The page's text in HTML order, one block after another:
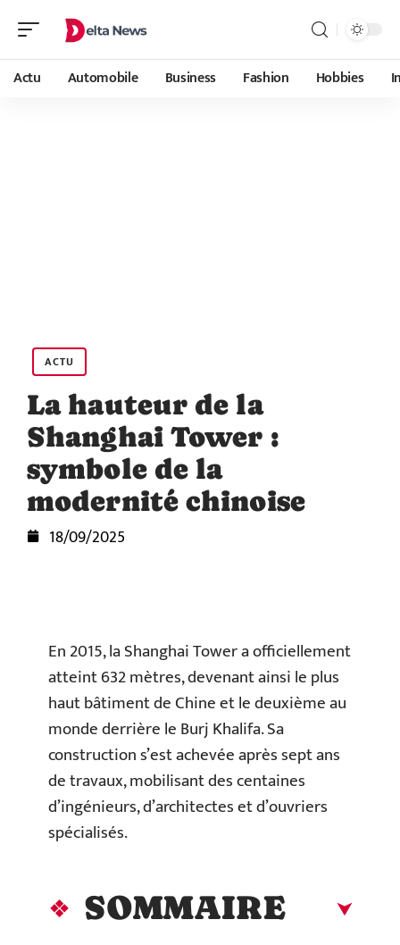
Actu Automobile Business Fashion Hobbies
ACTU
La hauteur de la
Shanghai Tower :
symbole de la
modernité chinoise
18/09/2025
En 2015, la Shanghai Tower a officiellement
atteint 632 mètres, devenant ainsi le plus
haut bâtiment de Chine et le deuxième au
monde derrière le Burj Khalifa. Sa
construction s’est achevée après sept ans
de travaux, mobilisant des centaines
d’ingénieurs, d’architectes et d’ouvriers
spécialisés.
SOMMAIRE